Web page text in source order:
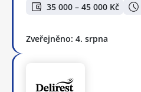
35 000 – 45 000 Kč
Zveřejněno: 4. srpna